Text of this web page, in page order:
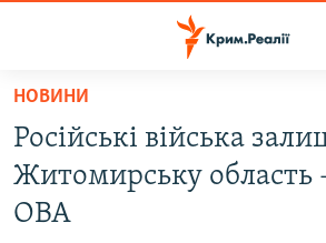
Перейти
основного
матеріалу
Перейти
до
ВІДЕО ТА ФОТО
НОВИНИ
Російські війська
Житомирську область
ОВА